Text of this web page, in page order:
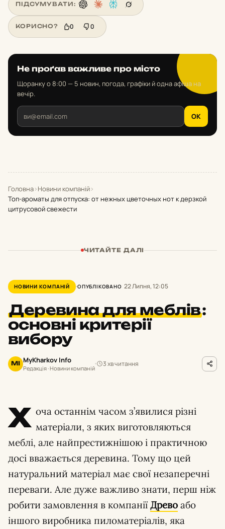
ПІДСУМУВАТИ:
КОРИСНО? 0 0
Не проґав важливе про місто
Щоранку о 8:00 — 5 новин, погода, графіки й одна афіша на
вечір.
OK
Головна›Новини компаній›
Топ-ароматы для отпуска: от нежных цветочных нот к дерзкой
цитрусовой свежести
ЧИТАЙТЕ ДАЛІ
НОВИНИ КОМПАНІЙ ОПУБЛІКОВАНО 22 Липня, 12:05
Деревина для меблів:
основні критерії
вибору
MI MyKharkov Info
Редакція · Новини компаній
3 хв читання
Х оча останнім часом з’явилися різні
матеріали, з яких виготовляються
меблі, але найпрестижнішою і практичною
досі вважається деревина. Тому що цей
натуральний матеріал має свої незаперечні
переваги. Але дуже важливо знати, перш ніж
робити замовлення в компаніїДрево або
іншого виробника пиломатеріалів, яка